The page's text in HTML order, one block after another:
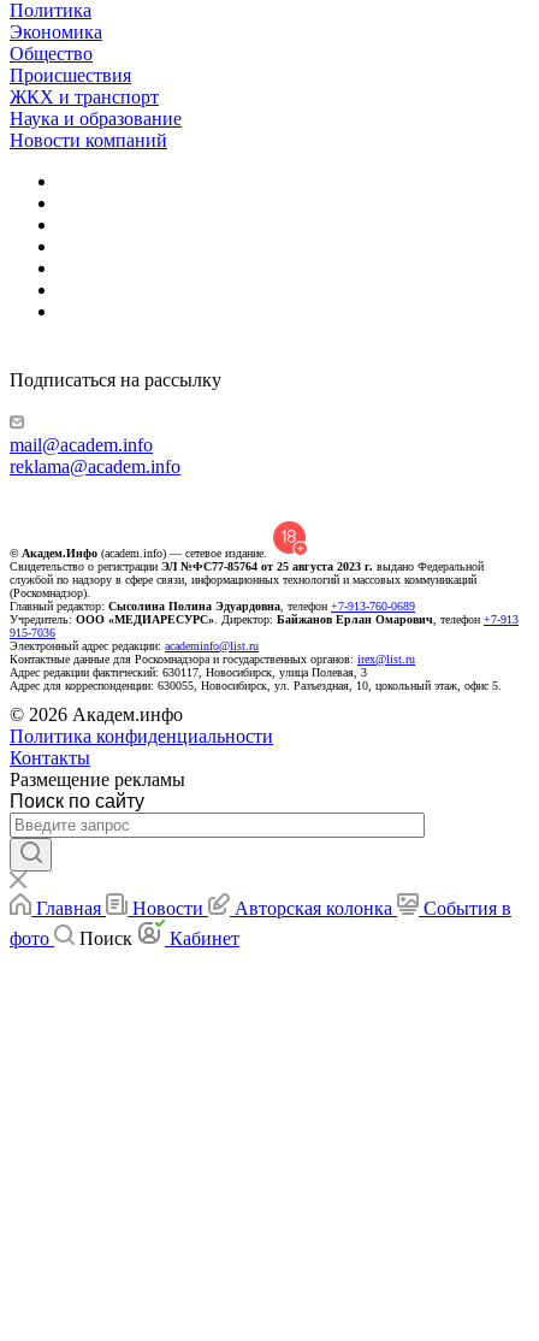
Политика
Экономика
Общество
Происшествия
ЖКХ и транспорт
Наука и образование
Новости компаний
Подписаться на рассылку
mail@academ.info
reklama@academ.info
© Академ.Инфо (academ.info) — сетевое издание.
Свидетельство о регистрации ЭЛ №ФС77-85764 от 25 августа 2023 г. выдано Федеральной
службой по надзору в сфере связи, информационных технологий и массовых коммуникаций
(Роскомнадзор).
Главный редактор: Сысолина Полина Эдуардовна , телефон +7-913-760-0689
Учредитель: ООО «МЕДИАРЕСУРС» . Директор: Байжанов Ерлан Омарович , телефон +7-913
915-7036
Электронный адрес редакции: academinfo@list.ru
Контактные данные для Роскомнадзора и государственных органов: irex@list.ru
Адрес редакции фактический: 630117, Новосибирск, улица Полевая, 3
Адрес для корреспонденции: 630055, Новосибирск, ул. Разъездная, 10, цокольный этаж, офис 5.
© 2026 Академ.инфо
Политика конфиденциальности
Контакты
Размещение рекламы
Поиск по сайту
Главная Новости Авторская колонка
События в
фото
Поиск Кабинет